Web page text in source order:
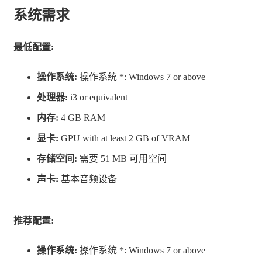
得分高低——而且放下的东西不能再拿起来。
准操作。
青椒培根卷饼，下一秒就要往里塞甜甜圈、酸黄瓜和巧克
系统需求
最低配置:
操作系统: 操作系统 *: Windows 7 or above
处理器: i3 or equivalent
内存: 4 GB RAM
显卡: GPU with at least 2 GB of VRAM
存储空间: 需要 51 MB 可用空间
声卡: 基本音频设备
推荐配置:
操作系统: 操作系统 *: Windows 7 or above